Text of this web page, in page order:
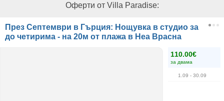
Оферти от Villa Paradise:
През Септември в Гърция: Нощувка в студио за
до четирима - на 20м от плажа в Неа Врасна
110.00€
за двама
1.09 - 30.09